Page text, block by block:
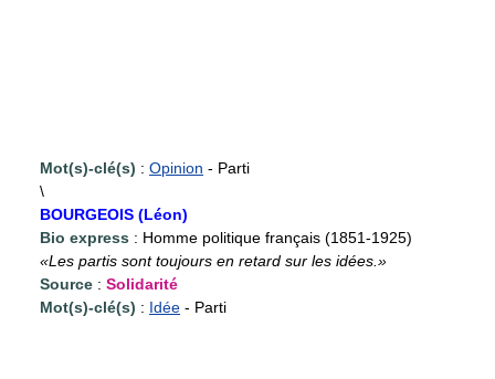
Mot(s)-clé(s) : Opinion - Parti
\
BOURGEOIS (Léon)
Bio express : Homme politique français (1851-1925)
«Les partis sont toujours en retard sur les idées.»
Source : Solidarité
Mot(s)-clé(s) : Idée - Parti